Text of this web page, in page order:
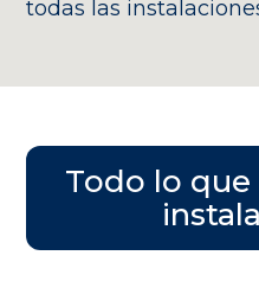
todas las
Todo lo